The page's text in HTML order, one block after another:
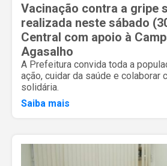
Vacinação contra a gripe
realizada neste sábado
Central com apoio à
Agasalho
A Prefeitura convida toda a
ação, cuidar da saúde e colaborar
solidária.
Saiba mais